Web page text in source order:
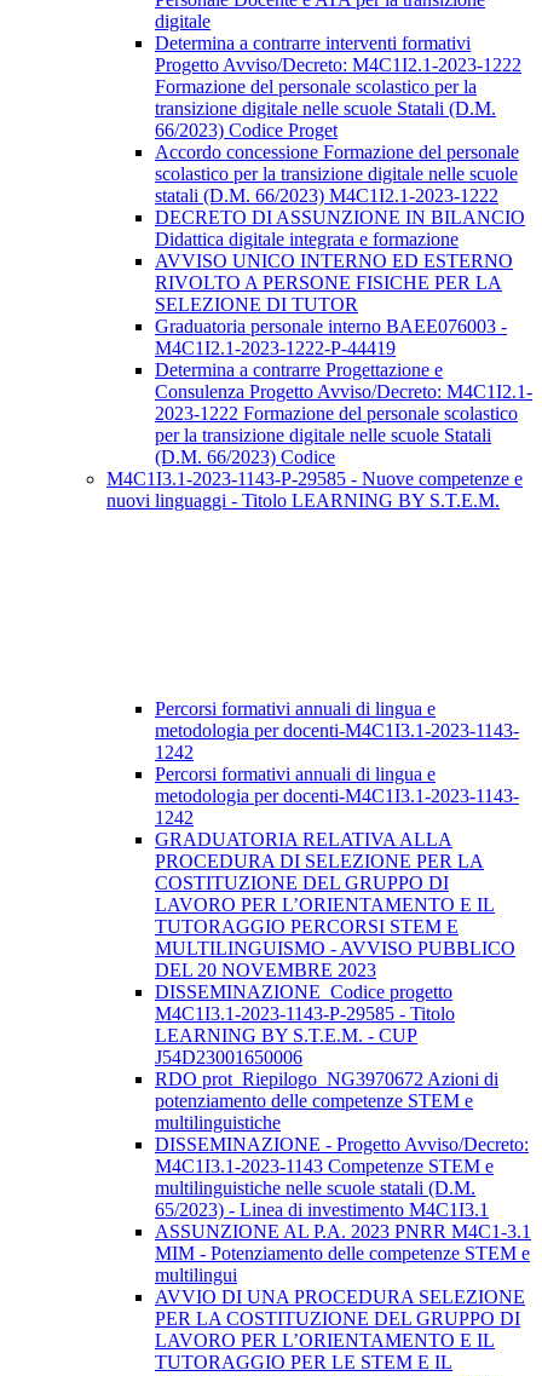
digitale
Determina a contrarre interventi formativi
Progetto Avviso/Decreto: M4C1I2.1-2023-1222
Formazione del personale scolastico per la
transizione digitale nelle scuole Statali (D.M.
66/2023) Codice Proget
Accordo concessione Formazione del personale
scolastico per la transizione digitale nelle scuole
statali (D.M. 66/2023) M4C1I2.1-2023-1222
DECRETO DI ASSUNZIONE IN BILANCIO
Didattica digitale integrata e formazione
AVVISO UNICO INTERNO ED ESTERNO
RIVOLTO A PERSONE FISICHE PER LA
SELEZIONE DI TUTOR
Graduatoria personale interno BAEE076003 -
M4C1I2.1-2023-1222-P-44419
Determina a contrarre Progettazione e
Consulenza Progetto Avviso/Decreto: M4C1I2.1-
2023-1222 Formazione del personale scolastico
per la transizione digitale nelle scuole Statali
(D.M. 66/2023) Codice
M4C1I3.1-2023-1143-P-29585 - Nuove competenze e
nuovi linguaggi - Titolo LEARNING BY S.T.E.M.
Percorsi formativi annuali di lingua e
metodologia per docenti-M4C1I3.1-2023-1143-
1242
Percorsi formativi annuali di lingua e
metodologia per docenti-M4C1I3.1-2023-1143-
1242
GRADUATORIA RELATIVA ALLA
PROCEDURA DI SELEZIONE PER LA
COSTITUZIONE DEL GRUPPO DI
LAVORO PER L’ORIENTAMENTO E IL
TUTORAGGIO PERCORSI STEM E
MULTILINGUISMO - AVVISO PUBBLICO
DEL 20 NOVEMBRE 2023
DISSEMINAZIONE_Codice progetto
M4C1I3.1-2023-1143-P-29585 - Titolo
LEARNING BY S.T.E.M. - CUP
J54D23001650006
RDO prot_Riepilogo_NG3970672 Azioni di
potenziamento delle competenze STEM e
multilinguistiche
DISSEMINAZIONE - Progetto Avviso/Decreto:
M4C1I3.1-2023-1143 Competenze STEM e
multilinguistiche nelle scuole statali (D.M.
65/2023) - Linea di investimento M4C1I3.1
ASSUNZIONE AL P.A. 2023 PNRR M4C1-3.1
MIM - Potenziamento delle competenze STEM e
multilingui
AVVIO DI UNA PROCEDURA SELEZIONE
PER LA COSTITUZIONE DEL GRUPPO DI
LAVORO PER L’ORIENTAMENTO E IL
TUTORAGGIO PER LE STEM E IL